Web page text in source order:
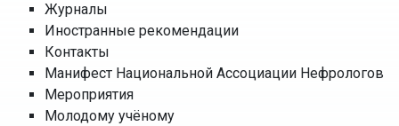
Журналы
Иностранные рекомендации
Контакты
Манифест Национальной Ассоциации Нефрологов
Мероприятия
Молодому учёному